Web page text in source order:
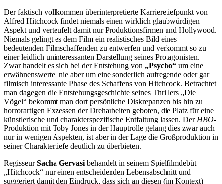
Der faktisch vollkommen überinterpretierte Karrieretiefpunkt von
Alfred Hitchcock findet niemals einen wirklich glaubwürdigen
Aspekt und verteufelt damit nur Produktionsfirmen und Hollywood.
Niemals gelingt es dem Film ein realistisches Bild eines
bedeutenden Filmschaffenden zu entwerfen und verkommt so zu
einer leidlich uninteressanten Darstellung seines Protagonisten.
Zwar handelt es sich bei der Entstehung von „Psycho“ um eine
erwähnenswerte, nie aber um eine sonderlich aufregende oder gar
filmisch interessante Phase des Schaffens von Hitchcock. Betrachtet
man dagegen die Entstehungsgeschichte seines Thrillers „Die
Vögel“ bekommt man dort persönliche Diskrepanzen bis hin zu
horrorartigen Exzessen der Dreharbeiten geboten, die Platz für eine
künstlerische und charakterspezifische Entfaltung lassen. Der HBO-
Produktion mit Toby Jones in der Hauptrolle gelang dies zwar auch
nur in wenigen Aspekten, ist aber in der Lage die Großproduktion in
seiner Charaktertiefe deutlich zu überbieten.
RegisseurSacha Gervasi behandelt in seinem Spielfilmdebüt
„Hitchcock“ nur einen entscheidenden Lebensabschnitt und
suggeriert damit den Eindruck, dass sich an diesen (im Kontext)